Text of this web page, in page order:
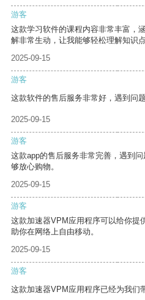
游客
这款学习软件的课程内容非常丰富，
解非常生动，让我能够轻松理解知识点
2025-09-15
游客
这款软件的售后服务非常好，遇到问
2025-09-15
游客
这款app的售后服务非常完善，遇到
够放心购物。
2025-09-15
游客
这款加速器VPM应用程序可以给你提
助你在网络上自由移动。
2025-09-15
游客
这款加速器VPM应用程序已经为我们